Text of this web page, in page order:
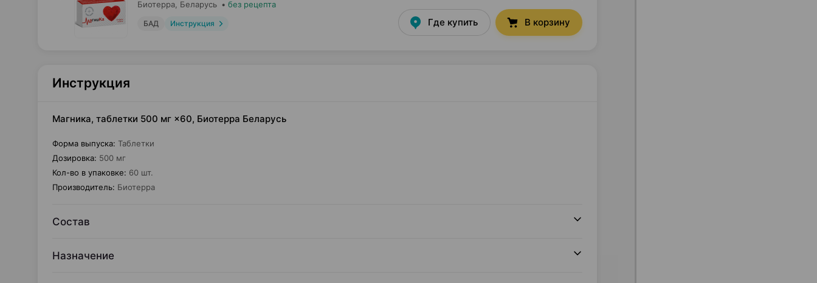
Биотерра , Беларусь • без рецепта
БАД Инструкция Где купить В корзину
Инструкция
Магника, таблетки 500 мг ×60, Биотерра Беларусь
Форма выпуска: Таблетки
Дозировка: 500 мг
Кол-во в упаковке: 60 шт.
Производитель: Биотерра
Состав
Назначение